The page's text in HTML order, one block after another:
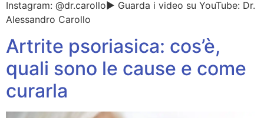
Instagram: @dr.carollo▶️ Guarda i video su YouTube: Dr.
Alessandro Carollo
Artrite psoriasica: cos’è,
quali sono le cause e come
curarla